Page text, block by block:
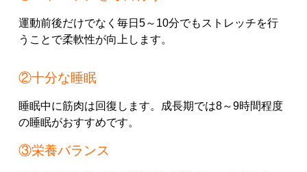
運動前後だけでなく毎日5～10分でもストレッチを行
うことで柔軟性が向上します。
②十分な睡眠
睡眠中に筋肉は回復します。成長期では8～9時間程度
の睡眠がおすすめです。
③栄養バランス